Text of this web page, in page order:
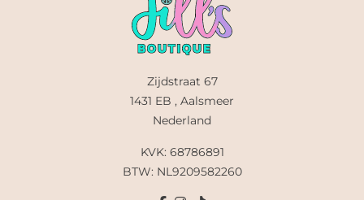
Zijdstraat 67
1431 EB , Aalsmeer
Nederland
KVK: 68786891
BTW: NL9209582260